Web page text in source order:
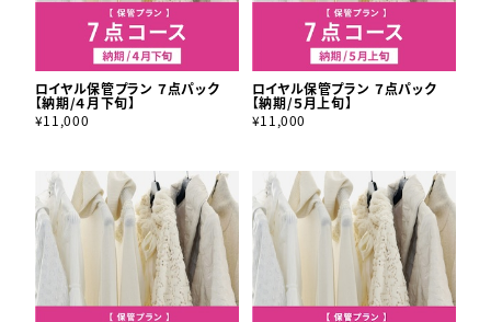
ロイヤル保管プラン ７点パック
【納期/４月下旬】
¥11,000
ロイヤル保管プラン ７点パック
【納期/５月上旬】
¥11,000